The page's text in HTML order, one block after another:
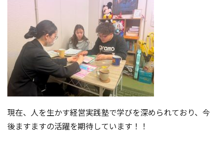
現在、人を生かす経営実践塾で学びを深められており、今
後ますますの活躍を期待しています！！